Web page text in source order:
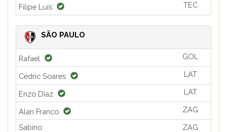
Filipe Luís TEC
SÃO PAULO
Rafael GOL
Cédric Soares LAT
Enzo Díaz LAT
Alan Franco ZAG
Sabino ZAG